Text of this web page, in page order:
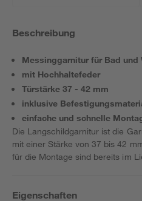
Beschreibung
Messinggarnitur für Bad und
mit Hochhaltefeder
Türstärke 37 - 42 mm
inklusive
einfache und schnelle
Die Langschildgarnitur ist die
mit einer Stärke von 37 bis 42
für die Montage sind bereits im
Eigenschaften